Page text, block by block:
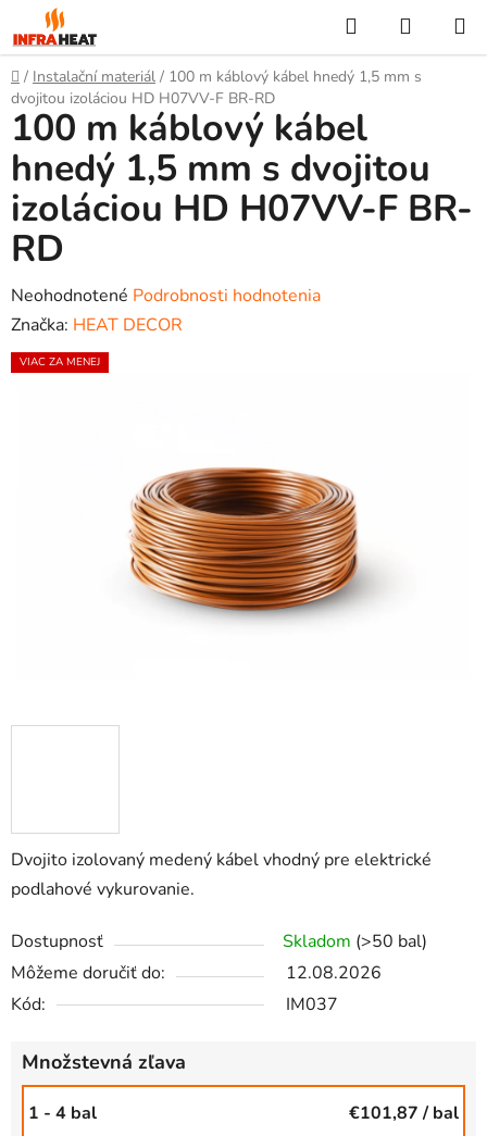
Prejsť
na
obsah
Hľadať
KOŠÍK
Domov
/ Instalační materiál / 100 m káblový kábel hnedý 1,5 mm s
dvojitou izoláciou HD H07VV-F BR-RD
Dvojito izolovaný medený kábel vhodný pre elektrické
podlahové vykurovanie.
Dostupnosť Skladom (>50 bal)
Môžeme doručiť do:
12.08.2026
Kód:
IM037
Množstevná zľava
1 - 4 bal €101,87 / bal
100 m káblový kábel
hnedý 1,5 mm s dvojitou
izoláciou HD H07VV-F BR-
RD
Priemerné
hodnotenie
produktu
Neohodnotené Podrobnosti hodnotenia
Značka: HEAT DECOR
VIAC ZA MENEJ